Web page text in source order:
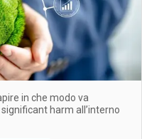
in che modo va
harm all’interno